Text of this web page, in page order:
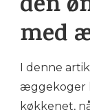
med
I denne
æggekoger
køkkenet,